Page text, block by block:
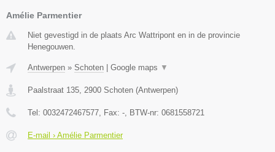
Amélie Parmentier
Niet gevestigd in de plaats Arc Wattripont en in de provincie
Henegouwen.
Antwerpen » Schoten Google maps ▼
Paalstraat 135 2900 Schoten (Antwerpen)
Tel: 0032472467577 , Fax: - , BTW-nr: 0681558721
E-mail › Amélie Parmentier